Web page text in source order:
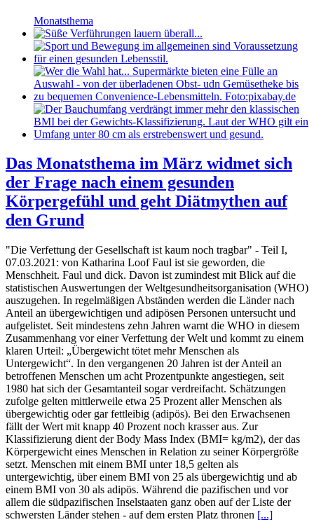
Monatsthema
Das Monatsthema im März widmet sich
der Frage nach einem gesunden
Körpergefühl und geht Diätmythen auf
den Grund
"Die Verfettung der Gesellschaft ist kaum noch tragbar" - Teil I,
07.03.2021: von Katharina Loof Faul ist sie geworden, die
Menschheit. Faul und dick. Davon ist zumindest mit Blick auf die
statistischen Auswertungen der Weltgesundheitsorganisation (WHO)
auszugehen. In regelmäßigen Abständen werden die Länder nach
Anteil an übergewichtigen und adipösen Personen untersucht und
aufgelistet. Seit mindestens zehn Jahren warnt die WHO in diesem
Zusammenhang vor einer Verfettung der Welt und kommt zu einem
klaren Urteil: „Übergewicht tötet mehr Menschen als
Untergewicht“. In den vergangenen 20 Jahren ist der Anteil an
betroffenen Menschen um acht Prozentpunkte angestiegen, seit
1980 hat sich der Gesamtanteil sogar verdreifacht. Schätzungen
zufolge gelten mittlerweile etwa 25 Prozent aller Menschen als
übergewichtig oder gar fettleibig (adipös). Bei den Erwachsenen
fällt der Wert mit knapp 40 Prozent noch krasser aus. Zur
Klassifizierung dient der Body Mass Index (BMI= kg/m2), der das
Körpergewicht eines Menschen in Relation zu seiner Körpergröße
setzt. Menschen mit einem BMI unter 18,5 gelten als
untergewichtig, über einem BMI von 25 als übergewichtig und ab
einem BMI von 30 als adipös. Während die pazifischen und vor
allem die südpazifischen Inselstaaten ganz oben auf der Lis­te der
schwersten Länder stehen - auf dem ersten Platz thronen [...]